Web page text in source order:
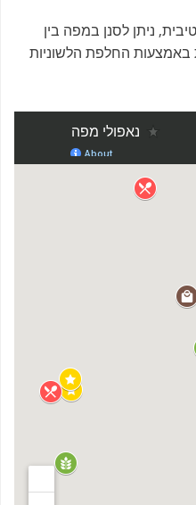
ניתן לסנן במפה בין
באמצעות החלפת הלשוניות